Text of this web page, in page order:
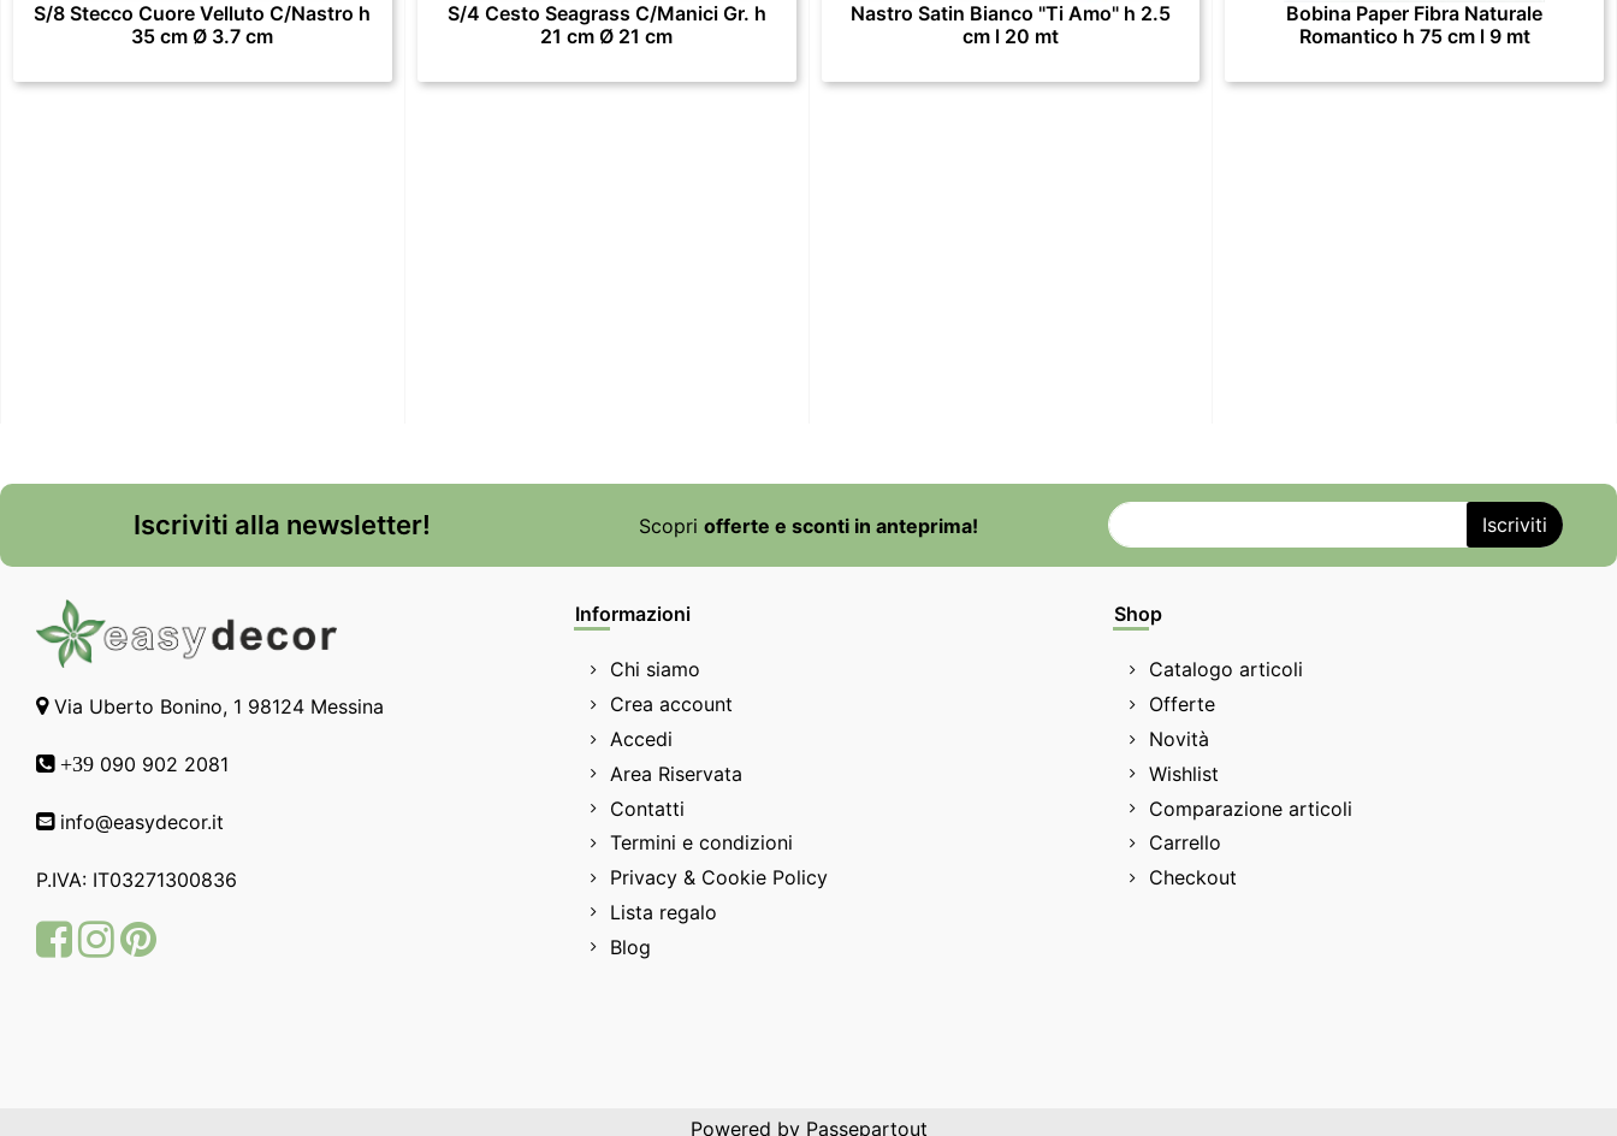
S/8 Stecco Cuore Velluto C/Nastro h
35 cm Ø 3.7 cm
S/4 Cesto Seagrass C/Manici Gr. h
21 cm Ø 21 cm
Nastro Satin Bianco "Ti Amo" h 2.5
cm l 20 mt
Bobina Paper Fibra Naturale
Romantico h 75 cm l 9 mt
Iscriviti alla newsletter! Scopri offerte e sconti in anteprima!
Via Uberto Bonino, 1 98124 Messina
+39 090 902 2081
info@easydecor.it
P.IVA: IT03271300836
FacebookInstagram
Pinterest
Informazioni
Chi siamo
Crea account
Accedi
Area Riservata
Contatti
Termini e condizioni
Privacy & Cookie Policy
Lista regalo
Blog
Shop
Catalogo articoli
Offerte
Novità
Wishlist
Comparazione articoli
Carrello
Checkout
Powered by Passepartout